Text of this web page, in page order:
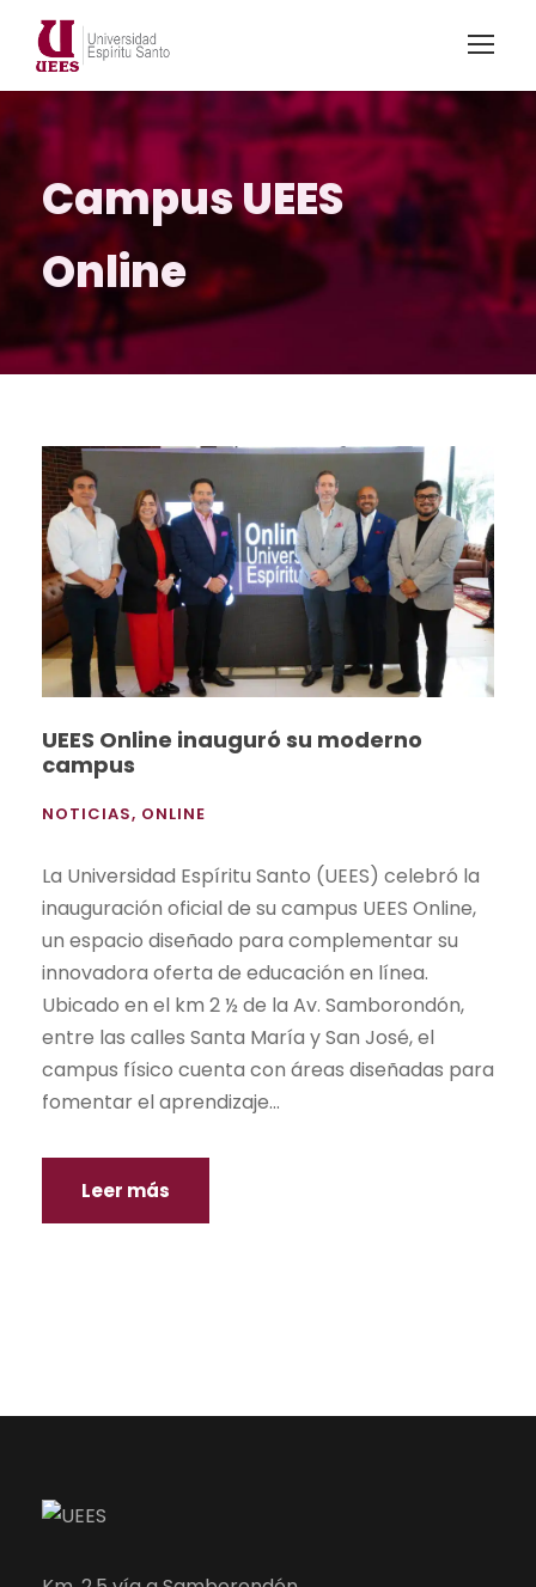
Campus UEES
Online
UEES Online inauguró su moderno
campus
NOTICIAS, ONLINE
La Universidad Espíritu Santo (UEES) celebró la
inauguración oficial de su campus UEES Online,
un espacio diseñado para complementar su
innovadora oferta de educación en línea.
Ubicado en el km 2 ½ de la Av. Samborondón,
entre las calles Santa María y San José, el
campus físico cuenta con áreas diseñadas para
fomentar el aprendizaje...
Leer más